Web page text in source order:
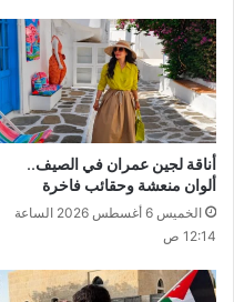
أناقة لجين عمران في الصيف..
ألوان منعشة وحقائب فاخرة
الخميس 6 أغسطس 2026 الساعة
12:14 ص